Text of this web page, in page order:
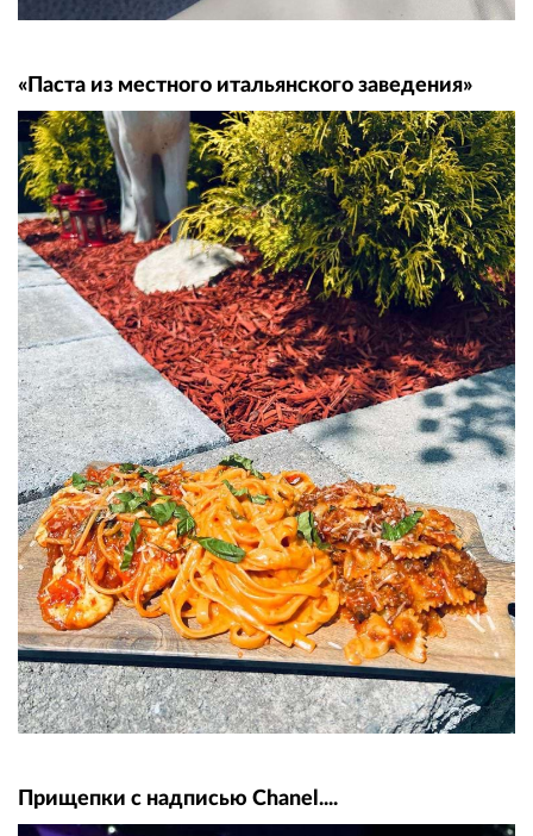
«Паста из местного итальянского заведения»
Прищепки с надписью Chanel....